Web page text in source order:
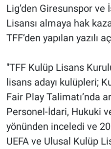
Lig’den Giresunspor ve
Lisansı almaya hak
TFF’den yapılan yazılı
"TFF Kulüp Lisans
lisans adayı kulüpleri;
Fair Play Talimatı’nda
Personel-İdari, Hukuki
yönünden inceledi ve
UEFA ve Ulusal Kulüp